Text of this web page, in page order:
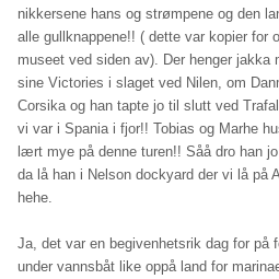
nikkersene hans og strømpene og den
alle gullknappene!! ( dette var kopier for
museet ved siden av). Der henger jakka
sine Victories i slaget ved Nilen, om
Corsika og han tapte jo til slutt ved
vi var i Spania i fjor!! Tobias og Marhe
lært mye på denne turen!! Såå dro han
da lå han i Nelson dockyard der vi lå på
hehe.
Ja, det var en begivenhetsrik dag for på
under vannsbåt like oppå land for